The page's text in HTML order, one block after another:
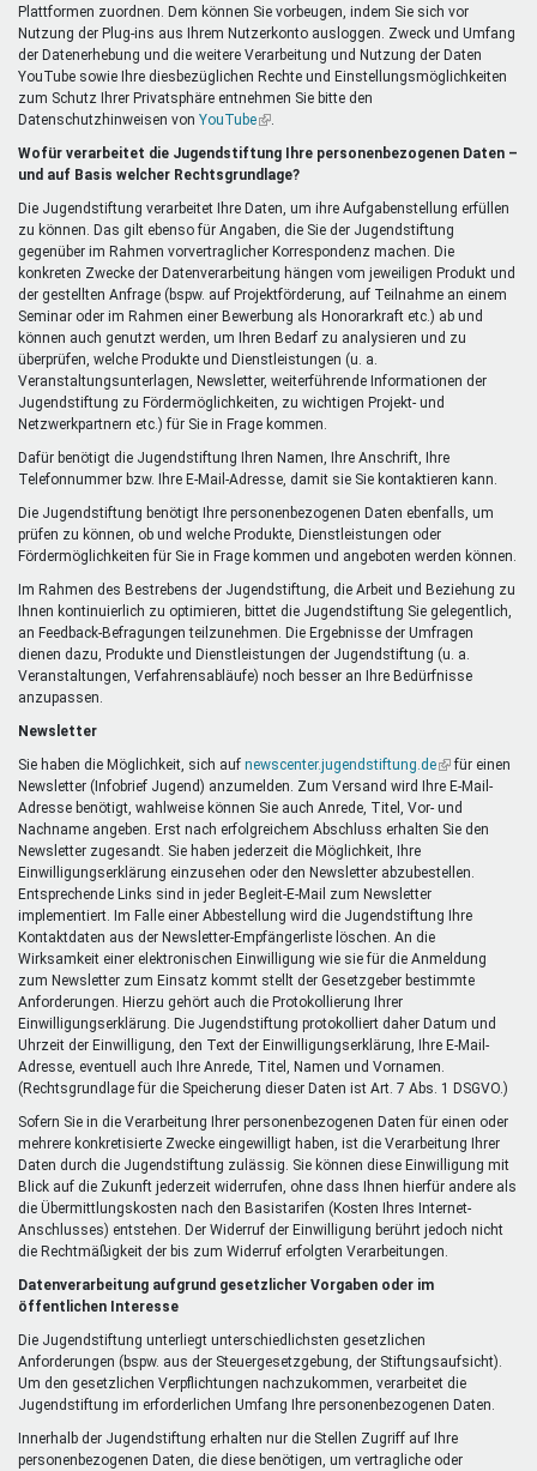
Plattformen zuordnen. Dem können Sie vorbeugen, indem Sie sich vor
Nutzung der Plug-ins aus Ihrem Nutzerkonto ausloggen. Zweck und Umfang
der Datenerhebung und die weitere Verarbeitung und Nutzung der Daten
YouTube sowie Ihre diesbezüglichen Rechte und Einstellungsmöglichkeiten
zum Schutz Ihrer Privatsphäre entnehmen Sie bitte den
Datenschutzhinweisen von YouTube(Link
extern)
Wofür verarbeitet die Jugendstiftung Ihre personenbezogenen Daten –
und auf Basis welcher Rechtsgrundlage?
Die Jugendstiftung verarbeitet Ihre Daten, um ihre Aufgabenstellung erfüllen
zu können. Das gilt ebenso für Angaben, die Sie der Jugendstiftung
gegenüber im Rahmen vorvertraglicher Korrespondenz machen. Die
konkreten Zwecke der Datenverarbeitung hängen vom jeweiligen Produkt und
der gestellten Anfrage (bspw. auf Projektförderung, auf Teilnahme an einem
Seminar oder im Rahmen einer Bewerbung als Honorarkraft etc.) ab und
können auch genutzt werden, um Ihren Bedarf zu analysieren und zu
überprüfen, welche Produkte und Dienstleistungen (u. a.
Veranstaltungsunterlagen, Newsletter, weiterführende Informationen der
Jugendstiftung zu Fördermöglichkeiten, zu wichtigen Projekt- und
Netzwerkpartnern etc.) für Sie in Frage kommen.
Dafür benötigt die Jugendstiftung Ihren Namen, Ihre Anschrift, Ihre
Telefonnummer bzw. Ihre E-Mail-Adresse, damit sie Sie kontaktieren kann.
Die Jugendstiftung benötigt Ihre personenbezogenen Daten ebenfalls, um
prüfen zu können, ob und welche Produkte, Dienstleistungen oder
Fördermöglichkeiten für Sie in Frage kommen und angeboten werden können.
Im Rahmen des Bestrebens der Jugendstiftung, die Arbeit und Beziehung zu
Ihnen kontinuierlich zu optimieren, bittet die Jugendstiftung Sie gelegentlich,
an Feedback-Befragungen teilzunehmen. Die Ergebnisse der Umfragen
dienen dazu, Produkte und Dienstleistungen der Jugendstiftung (u. a.
Veranstaltungen, Verfahrensabläufe) noch besser an Ihre Bedürfnisse
anzupassen.
Newsletter
Sie haben die Möglichkeit, sich auf newscenter.jugendstiftung.de(Link
ist
extern)
für einen
Newsletter (Infobrief Jugend) anzumelden. Zum Versand wird Ihre E-Mail-
Adresse benötigt, wahlweise können Sie auch Anrede, Titel, Vor- und
Nachname angeben. Erst nach erfolgreichem Abschluss erhalten Sie den
Newsletter zugesandt. Sie haben jederzeit die Möglichkeit, Ihre
Einwilligungserklärung einzusehen oder den Newsletter abzubestellen.
Entsprechende Links sind in jeder Begleit-E-Mail zum Newsletter
implementiert. Im Falle einer Abbestellung wird die Jugendstiftung Ihre
Kontaktdaten aus der Newsletter-Empfängerliste löschen. An die
Wirksamkeit einer elektronischen Einwilligung wie sie für die Anmeldung
zum Newsletter zum Einsatz kommt stellt der Gesetzgeber bestimmte
Anforderungen. Hierzu gehört auch die Protokollierung Ihrer
Einwilligungserklärung. Die Jugendstiftung protokolliert daher Datum und
Uhrzeit der Einwilligung, den Text der Einwilligungserklärung, Ihre E-Mail-
Adresse, eventuell auch Ihre Anrede, Titel, Namen und Vornamen.
(Rechtsgrundlage für die Speicherung dieser Daten ist Art. 7 Abs. 1 DSGVO.)
Sofern Sie in die Verarbeitung Ihrer personenbezogenen Daten für einen oder
mehrere konkretisierte Zwecke eingewilligt haben, ist die Verarbeitung Ihrer
Daten durch die Jugendstiftung zulässig. Sie können diese Einwilligung mit
Blick auf die Zukunft jederzeit widerrufen, ohne dass Ihnen hierfür andere als
die Übermittlungskosten nach den Basistarifen (Kosten Ihres Internet-
Anschlusses) entstehen. Der Widerruf der Einwilligung berührt jedoch nicht
die Rechtmäßigkeit der bis zum Widerruf erfolgten Verarbeitungen.
Datenverarbeitung aufgrund gesetzlicher Vorgaben oder im
öffentlichen Interesse
Die Jugendstiftung unterliegt unterschiedlichsten gesetzlichen
Anforderungen (bspw. aus der Steuergesetzgebung, der Stiftungsaufsicht).
Um den gesetzlichen Verpflichtungen nachzukommen, verarbeitet die
Jugendstiftung im erforderlichen Umfang Ihre personenbezogenen Daten.
Innerhalb der Jugendstiftung erhalten nur die Stellen Zugriff auf Ihre
personenbezogenen Daten, die diese benötigen, um vertragliche oder